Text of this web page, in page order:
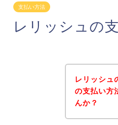
支払い方法
レリッシュの
レリッシュ
の支払い方
んか？